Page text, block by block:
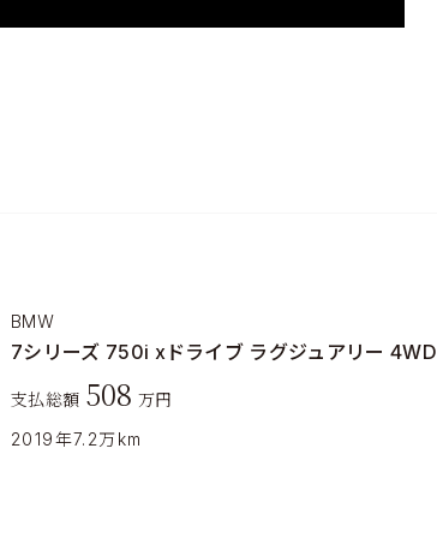
BMW
7シリーズ 750i xドライブ ラグジュアリー 4WD
支払総額 508 万円
2019年7.2万km